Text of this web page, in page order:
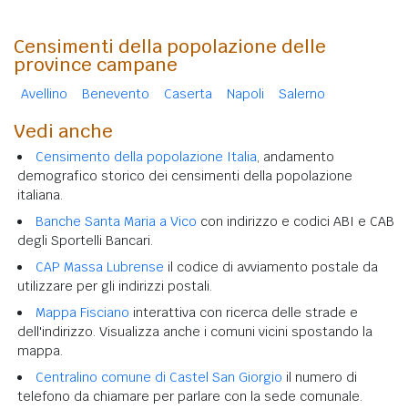
Censimenti della popolazione delle
province campane
Avellino Benevento Caserta Napoli Salerno
Vedi anche
Censimento della popolazione Italia, andamento
demografico storico dei censimenti della popolazione
italiana.
Banche Santa Maria a Vico con indirizzo e codici ABI e CAB
degli Sportelli Bancari.
CAP Massa Lubrense il codice di avviamento postale da
utilizzare per gli indirizzi postali.
Mappa Fisciano interattiva con ricerca delle strade e
dell'indirizzo. Visualizza anche i comuni vicini spostando la
mappa.
Centralino comune di Castel San Giorgio il numero di
telefono da chiamare per parlare con la sede comunale.